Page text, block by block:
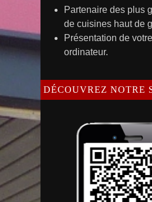
Partenaire des plus
de cuisines haut de
Présentation de
ordinateur.
DÉCOUVREZ NOTRE